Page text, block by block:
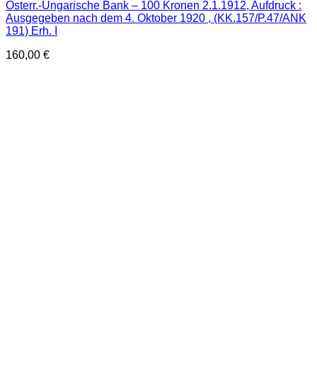
Österr.-Ungarische Bank – 100 Kronen 2.1.1912, Aufdruck :
Ausgegeben nach dem 4. Oktober 1920 , (KK.157/P.47/ANK
191) Erh. I
160,00 €